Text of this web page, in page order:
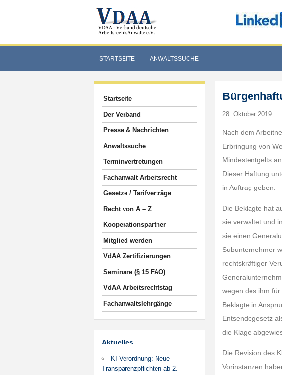
STARTSEITE ANWALTSSUCHE
Startseite
Der Verband
Presse & Nachrichten
Anwaltssuche
Terminvertretungen
Fachanwalt Arbeitsrecht
Gesetze / Tarifverträge
Recht von A – Z
Kooperationspartner
Mitglied werden
VdAA Zertifizierungen
Seminare (§ 15 FAO)
VdAA Arbeitsrechtstag
Fachanwaltslehrgänge
Aktuelles
KI-Verordnung: Neue
Transparenzpflichten ab 2.
28. Oktober 2019
Nach dem
Erbringung von
Mindestentgelts
Dieser Haftung
in Auftrag geben.
Die Beklagte hat
sie verwaltet und
sie einen
Subunternehmer
rechtskräftiger
wegen des ihm
Beklagte in
Entsendegesetz
die Klage
Die Revision des
Vorinstanzen